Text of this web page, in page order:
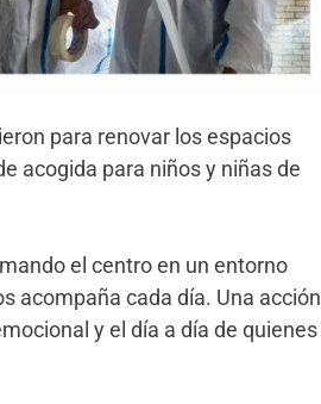
para renovar los espacios
acogida para niños y niñas de
el centro en un entorno
acompaña cada día. Una acción
y el día a día de quienes